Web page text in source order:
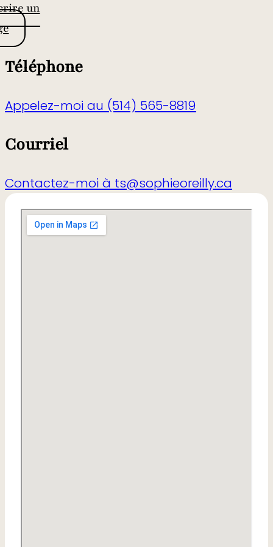
un
Téléphone
Appelez-moi au (514) 565-8819
Courriel
Contactez-moi à ts@sophieoreilly.ca